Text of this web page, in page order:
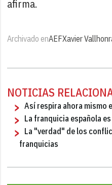
afirma.
Archivado enAEFXavier
NOTICIAS
Así respira ahora mismo
La franquicia española
La "verdad" de los
franquicias